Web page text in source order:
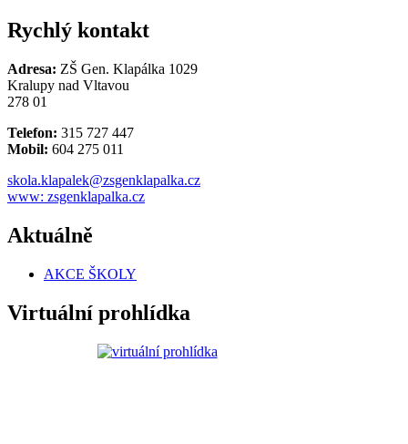
Rychlý kontakt
Adresa: ZŠ Gen. Klapálka 1029
Kralupy nad Vltavou
278 01
Telefon: 315 727 447
Mobil: 604 275 011
skola.klapalek@zsgenklapalka.cz
www: zsgenklapalka.cz
Aktuálně
AKCE ŠKOLY
Virtuální prohlídka